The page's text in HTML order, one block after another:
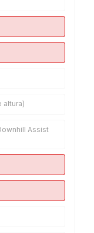
altura)
Assist